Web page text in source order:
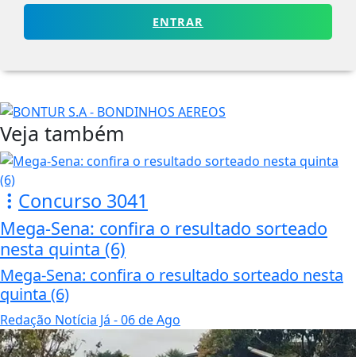
ENTRAR
Veja também
Concurso 3041
Mega-Sena: confira o resultado sorteado
nesta quinta (6)
Mega-Sena: confira o resultado sorteado nesta
quinta (6)
Redação Notícia Já - 06 de Ago